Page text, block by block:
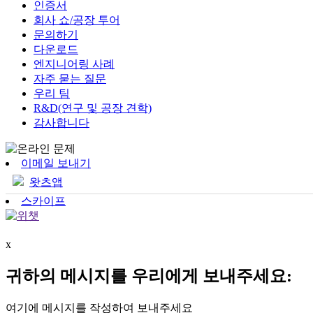
인증서
회사 쇼/공장 투어
문의하기
다운로드
엔지니어링 사례
자주 묻는 질문
우리 팀
R&D(연구 및 공장 견학)
감사합니다
이메일 보내기
왓츠앱
스카이프
x
귀하의 메시지를 우리에게 보내주세요:
여기에 메시지를 작성하여 보내주세요